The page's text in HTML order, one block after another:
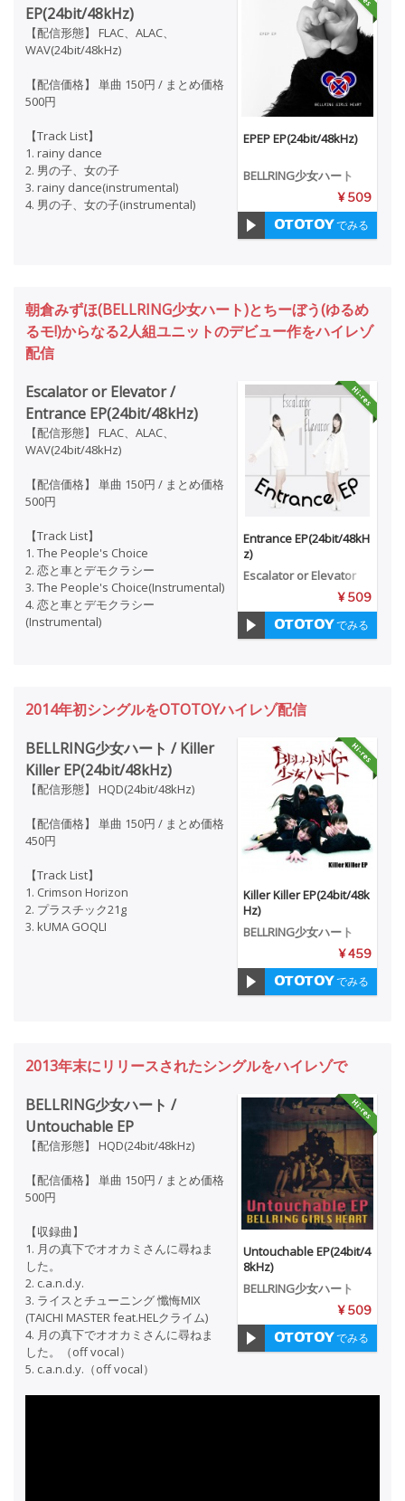
EPEP EP(24bit/48kHz)
BELLRING少女ハート
¥ 509
でみる
EP(24bit/48kHz)
【配信形態】 FLAC、ALAC、
WAV(24bit/48kHz)
【配信価格】 単曲 150円 / まとめ価格
500円
【Track List】
1. rainy dance
2. 男の子、女の子
3. rainy dance(instrumental)
4. 男の子、女の子(instrumental)
朝倉みずほ(BELLRING少女ハート)とちーぼう(ゆるめ
るモ!)からなる2人組ユニットのデビュー作をハイレゾ
配信
Entrance EP(24bit/48kH
z)
Escalator or Elevator
¥ 509
でみる
Escalator or Elevator /
Entrance EP(24bit/48kHz)
【配信形態】 FLAC、ALAC、
WAV(24bit/48kHz)
【配信価格】 単曲 150円 / まとめ価格
500円
【Track List】
1. The People's Choice
2. 恋と車とデモクラシー
3. The People's Choice(Instrumental)
4. 恋と車とデモクラシー
(Instrumental)
2014年初シングルをOTOTOYハイレゾ配信
Killer Killer EP(24bit/48k
Hz)
BELLRING少女ハート
¥ 459
でみる
BELLRING少女ハート / Killer
Killer EP(24bit/48kHz)
【配信形態】 HQD(24bit/48kHz)
【配信価格】 単曲 150円 / まとめ価格
450円
【Track List】
1. Crimson Horizon
2. プラスチック21g
3. kUMA GOQLI
2013年末にリリースされたシングルをハイレゾで
Untouchable EP(24bit/4
8kHz)
BELLRING少女ハート
¥ 509
でみる
BELLRING少女ハート /
Untouchable EP
【配信形態】 HQD(24bit/48kHz)
【配信価格】 単曲 150円 / まとめ価格
500円
【収録曲】
1. 月の真下でオオカミさんに尋ねま
した。
2. c.a.n.d.y.
3. ライスとチューニング 懺悔MIX
(TAICHI MASTER feat.HELクライム)
4. 月の真下でオオカミさんに尋ねま
した。（off vocal）
5. c.a.n.d.y.（off vocal）